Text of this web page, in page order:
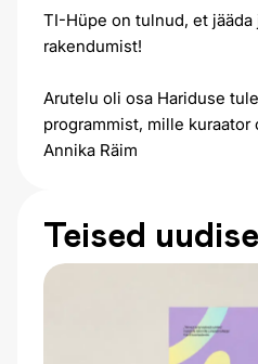
TI-Hüpe on tulnud, et
rakendumist!
Arutelu oli osa Hariduse
programmist, mille
Annika Räim
Teised